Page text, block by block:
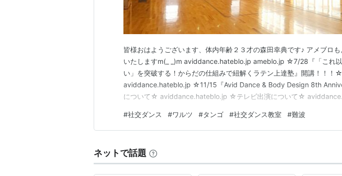
皆様おはようございます、体内年齢２３才の森田幸典です♪ アメブロ
いたしますm(_ _)m aviddance.hateblo.jp ameblo.jp ☆7/28『「これ
い」を突破する！からだの仕組みで紐解くラテン上達塾』開講！！！☆
aviddance.hateblo.jp ☆11/15『Avid Dance & Body Design 8th
について☆ aviddance.hateblo.jp ☆テレビ出演について☆
#社交ダンス #ワルツ #タンゴ #社交ダンス教室 #難波
ネットで話題